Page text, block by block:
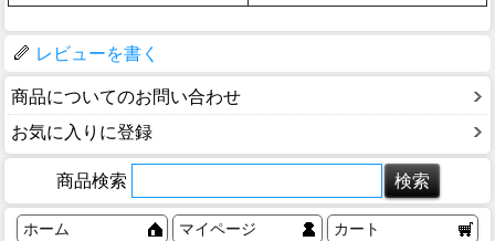
レビューを書く
商品についてのお問い合わせ
お気に入りに登録
商品検索
ホーム マイページ カート